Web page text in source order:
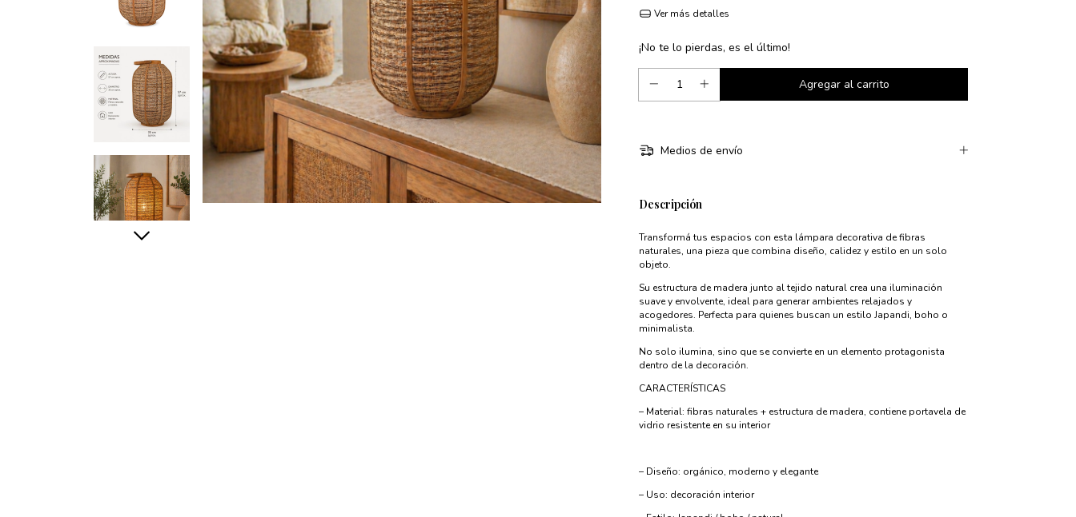
Ver más detalles
¡No te lo pierdas, es el último!
Medios de envío
Descripción
Transformá tus espacios con esta lámpara decorativa de fibras
naturales, una pieza que combina diseño, calidez y estilo en un solo
objeto.
Su estructura de madera junto al tejido natural crea una iluminación
suave y envolvente, ideal para generar ambientes relajados y
acogedores. Perfecta para quienes buscan un estilo Japandi, boho o
minimalista.
No solo ilumina, sino que se convierte en un elemento protagonista
dentro de la decoración.
CARACTERÍSTICAS
– Material: fibras naturales + estructura de madera, contiene portavela de
vidrio resistente en su interior
– Diseño: orgánico, moderno y elegante
– Uso: decoración interior